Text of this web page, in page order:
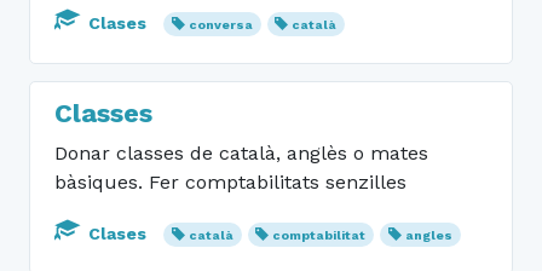
Clases conversa català
Classes
Donar classes de català, anglès o mates
bàsiques. Fer comptabilitats senzilles
Clases català comptabilitat angles